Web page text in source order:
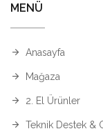
MENÜ
Anasayfa
Mağaza
2. El Ürünler
Teknik Destek &